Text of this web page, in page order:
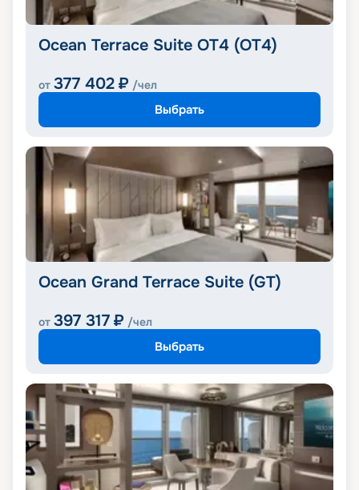
Ocean Terrace Suite OT4 (OT4)
от 377 402 ₽ /чел
Выбрать
Ocean Grand Terrace Suite (GT)
от 397 317 ₽ /чел
Выбрать